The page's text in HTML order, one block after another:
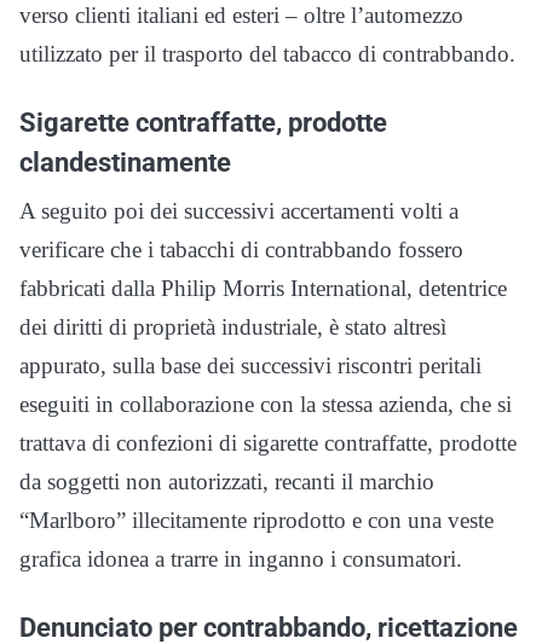
verso clienti italiani ed esteri – oltre l’automezzo
utilizzato per il trasporto del tabacco di contrabbando.
Sigarette contraffatte, prodotte
clandestinamente
A seguito poi dei successivi accertamenti volti a
verificare che i tabacchi di contrabbando fossero
fabbricati dalla Philip Morris International, detentrice
dei diritti di proprietà industriale, è stato altresì
appurato, sulla base dei successivi riscontri peritali
eseguiti in collaborazione con la stessa azienda, che si
trattava di confezioni di sigarette contraffatte, prodotte
da soggetti non autorizzati, recanti il marchio
“Marlboro” illecitamente riprodotto e con una veste
grafica idonea a trarre in inganno i consumatori.
Denunciato per contrabbando, ricettazione